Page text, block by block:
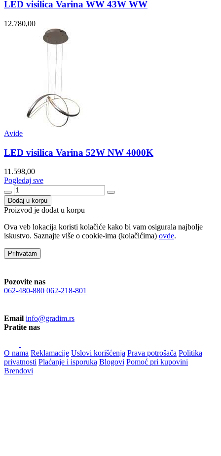
LED visilica Varina WW 43W WW
12.780,00
Avide
LED visilica Varina 52W NW 4000K
11.598,00
Pogledaj sve
Dodaj u korpu
Proizvod je dodat u korpu
Ova veb lokacija koristi kolačiće kako bi vam osigurala najbolje
iskustvo. Saznajte više o cookie-ima (kolačićima) ovde.
Prihvatam
Pozovite nas
062-480-880 062-218-801
Email info@gradim.rs
Pratite nas
O nama Reklamacije Uslovi korišćenja Prava potrošača Politika
privatnosti Plaćanje i isporuka Blogovi Pomoć pri kupovini
Brendovi